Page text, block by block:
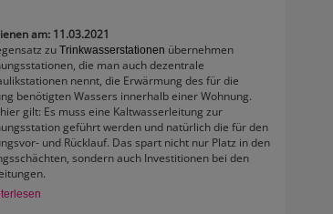
am: 11.03.2021
zu Trinkwasserstationen übernehmen
die man auch dezentrale
nennt, die Erwärmung des für die
benötigten Wassers innerhalb einer Wohnung.
gilt: Es muss eine Kaltwasserleitung zur
geführt werden und natürlich die für den
und Rücklauf. Das spart nicht nur Platz in den
sondern auch Investitionen bei den